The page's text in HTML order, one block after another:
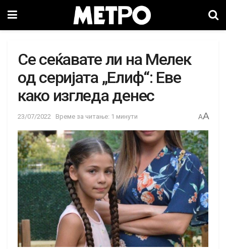
Се сеќавате ли на Мелек
од серијата „Елиф“: Еве
како изгледа денес
23/07/2022 Време за читање: 1 минути AA